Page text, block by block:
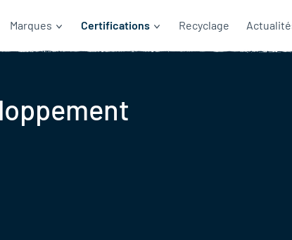
Marques Certifications Recyclage